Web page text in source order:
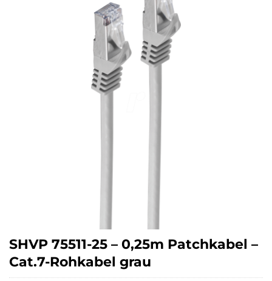
SHVP 75511-25 – 0,25m Patchkabel –
Cat.7-Rohkabel grau